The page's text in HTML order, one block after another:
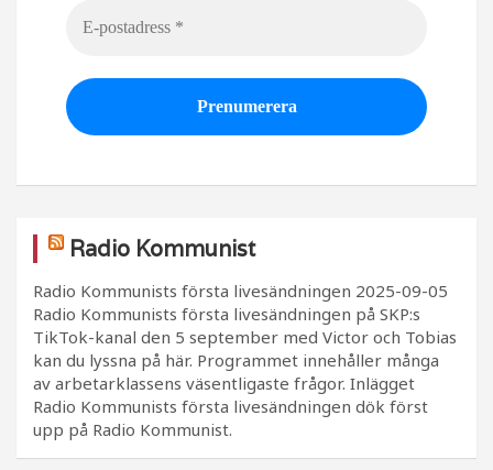
Radio Kommunist
Radio Kommunists första livesändningen 2025-09-05
Radio Kommunists första livesändningen på SKP:s
TikTok-kanal den 5 september med Victor och Tobias
kan du lyssna på här. Programmet innehåller många
av arbetarklassens väsentligaste frågor. Inlägget
Radio Kommunists första livesändningen dök först
upp på Radio Kommunist.